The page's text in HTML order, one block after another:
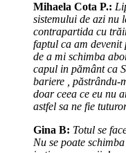
Mihaela Cota P.:
sistemului de azi nu
contrapartida cu
faptul ca am
de a mi schimba
capul in pământ ca
bariere , păstrându-
doar ceea ce eu nu
astfel sa ne fie
Gina B: Totul se
Nu se poate